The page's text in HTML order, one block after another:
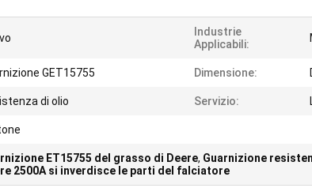
Industrie
Applicabili:
GET15755 Dimensione:
di olio Servizio:
ET15755 del grasso di Deere, Guarnizione
2500A si inverdisce le parti del falciatore